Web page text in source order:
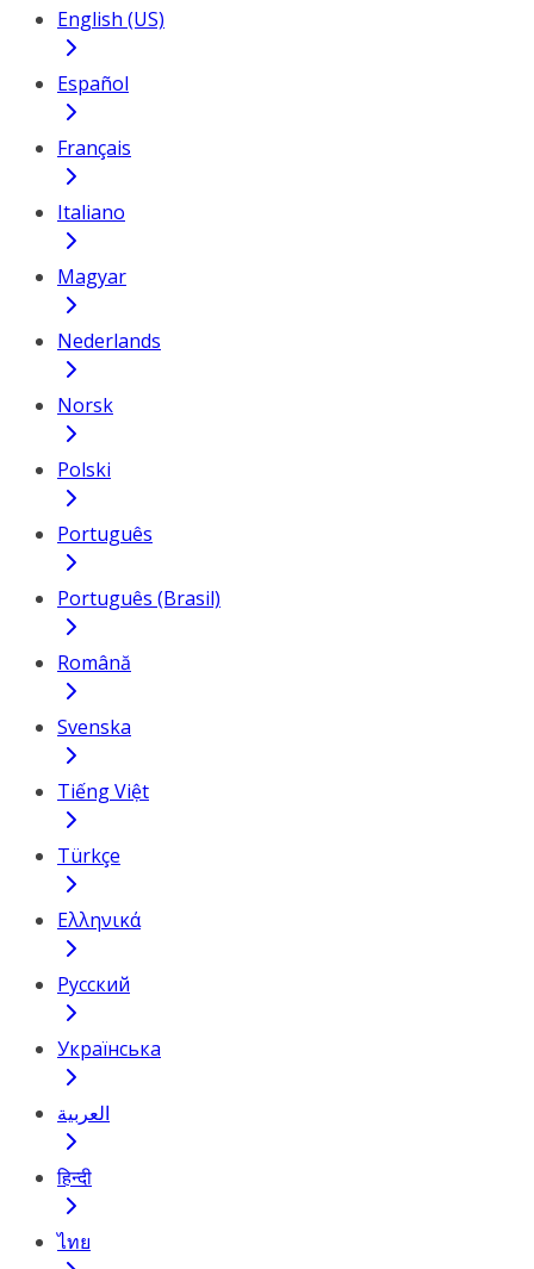
English (US)
Español
Français
Italiano
Magyar
Nederlands
Norsk
Polski
Português
Português (Brasil)
Română
Svenska
Tiếng Việt
Türkçe
Ελληνικά
Русский
Українська
العربية
हिन्दी
ไทย